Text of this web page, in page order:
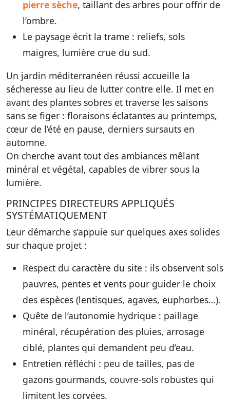
pierre sèche, taillant des arbres pour offrir de
l’ombre.
Le paysage écrit la trame : reliefs, sols
maigres, lumière crue du sud.
Un jardin méditerranéen réussi accueille la
sécheresse au lieu de lutter contre elle. Il met en
avant des plantes sobres et traverse les saisons
sans se figer : floraisons éclatantes au printemps,
cœur de l’été en pause, derniers sursauts en
automne.
On cherche avant tout des ambiances mêlant
minéral et végétal, capables de vibrer sous la
lumière.
PRINCIPES DIRECTEURS APPLIQUÉS
SYSTÉMATIQUEMENT
Leur démarche s’appuie sur quelques axes solides
sur chaque projet :
Respect du caractère du site : ils observent sols
pauvres, pentes et vents pour guider le choix
des espèces (lentisques, agaves, euphorbes…).
Quête de l’autonomie hydrique : paillage
minéral, récupération des pluies, arrosage
ciblé, plantes qui demandent peu d’eau.
Entretien réfléchi : peu de tailles, pas de
gazons gourmands, couvre-sols robustes qui
limitent les corvées.